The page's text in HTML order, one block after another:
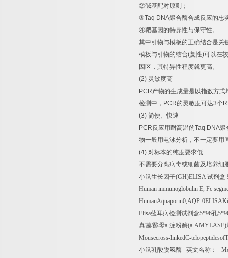
②碱基配对原则；
③Taq DNA聚合酶合成反应的忠
④靶基因的特异性与保守性。
其中引物与模板的正确结合是关
模板与引物的结合(复性)可以在
因区，其特异性程度就更高。
(2) 灵敏度高
PCR产物的生成量是以指数方式
检测中， PCR的灵敏度可达3个
(3) 简便、快速
PCR反应用耐高温的Taq DNA聚
物一般用电泳分析，不一定要用
(4) 对标本的纯度要求低
不需要分离病毒或细菌及培养细
小鼠生长因子(GH)ELISA试剂盒
Human immunoglobulin E, Fc
HumanAquaporin0,AQP-
Elisa蓝耳病检测试剂盒5*96孔
真菌/酵母a-淀粉酶(a-AMYLASE)
Mousecross-linkedC-
小鼠乳酸脱氢酶
英文名称：